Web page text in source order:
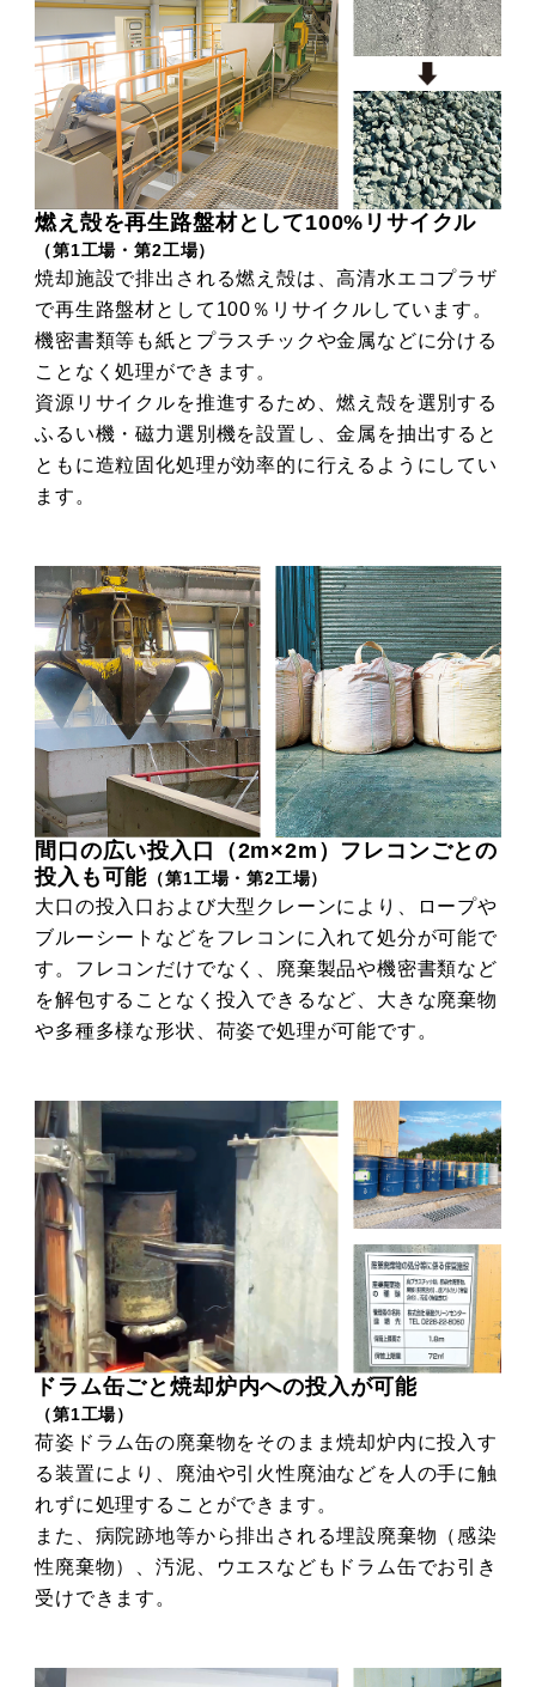
燃え殻を再生路盤材として100%リサイクル
（第1工場・第2工場）
焼却施設で排出される燃え殻は、高清水エコプラザ
で再生路盤材として100％リサイクルしています。
機密書類等も紙とプラスチックや金属などに分ける
ことなく処理ができます。
資源リサイクルを推進するため、燃え殻を選別する
ふるい機・磁力選別機を設置し、金属を抽出すると
ともに造粒固化処理が効率的に行えるようにしてい
ます。
間口の広い投入口（2m×2m）フレコンごとの
投入も可能 （第1工場・第2工場）
大口の投入口および大型クレーンにより、ロープや
ブルーシートなどをフレコンに入れて処分が可能で
す。フレコンだけでなく、廃棄製品や機密書類など
を解包することなく投入できるなど、大きな廃棄物
や多種多様な形状、荷姿で処理が可能です。
ドラム缶ごと焼却炉内への投入が可能
（第1工場）
荷姿ドラム缶の廃棄物をそのまま焼却炉内に投入す
る装置により、廃油や引火性廃油などを人の手に触
れずに処理することができます。
また、病院跡地等から排出される埋設廃棄物（感染
性廃棄物）、汚泥、ウエスなどもドラム缶でお引き
受けできます。